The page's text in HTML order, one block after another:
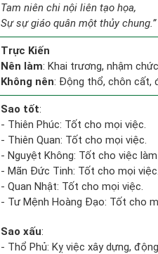
Tam niên chi nội liên tạo họa,
Sự sự giáo quân một thủy chung.”
Trực Kiến
Nên làm: Khai trương, nhậm
Không nên: Động thổ, chôn cất,
Sao tốt:
- Thiên Phúc: Tốt cho mọi việc.
- Thiên Quan: Tốt cho mọi việc.
- Nguyệt Không: Tốt cho việc
- Mãn Đức Tinh: Tốt cho mọi việc.
- Quan Nhật: Tốt cho mọi việc.
- Tư Mệnh Hoàng Đạo: Tốt cho
Sao xấu:
- Thổ Phủ: Kỵ việc xây dựng,